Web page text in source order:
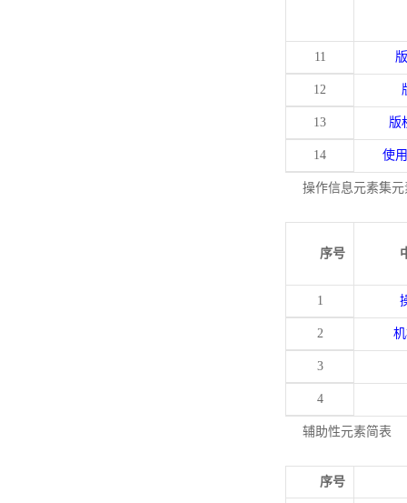
11
12
13 版
14 使
操作信息元素集
序号
1
2
3
4
辅助性元素简表
序号